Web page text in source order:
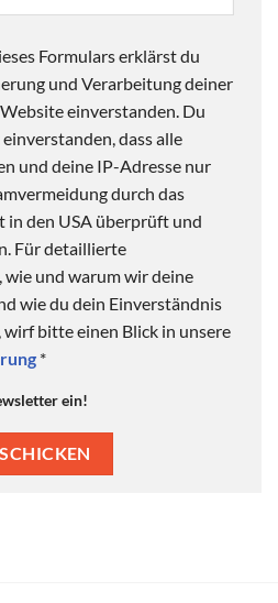
Formulars erklärst du
und Verarbeitung deiner
einverstanden. Du
dass alle
und deine IP-Adresse nur
durch das
in den USA überprüft und
Für detaillierte
und warum wir deine
wie du dein Einverständnis
bitte einen Blick in unsere
*
ein!